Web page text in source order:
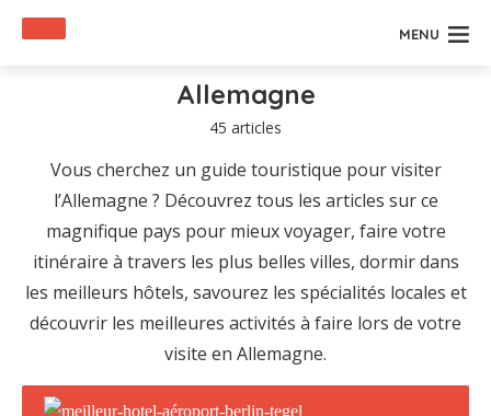
MENU
Allemagne
45 articles
Vous cherchez un guide touristique pour visiter
l’Allemagne ? Découvrez tous les articles sur ce
magnifique pays pour mieux voyager, faire votre
itinéraire à travers les plus belles villes, dormir dans
les meilleurs hôtels, savourez les spécialités locales et
découvrir les meilleures activités à faire lors de votre
visite en Allemagne.